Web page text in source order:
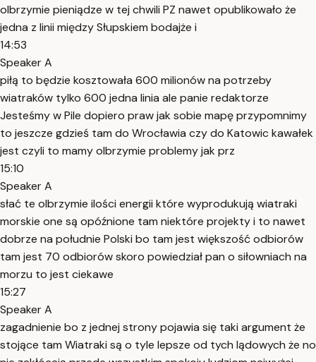
olbrzymie pieniądze w tej chwili PZ nawet opublikowało że
jedna z linii między Słupskiem bodajże i
14:53
Speaker A
piłą to będzie kosztowała 600 milionów na potrzeby
wiatraków tylko 600 jedna linia ale panie redaktorze
Jesteśmy w Pile dopiero praw jak sobie mapę przypomnimy
to jeszcze gdzieś tam do Wrocławia czy do Katowic kawałek
jest czyli to mamy olbrzymie problemy jak prz
15:10
Speaker A
słać te olbrzymie ilości energii które wyprodukują wiatraki
morskie one są opóźnione tam niektóre projekty i to nawet
dobrze na południe Polski bo tam jest większość odbiorów
tam jest 70 odbiorów skoro powiedział pan o siłowniach na
morzu to jest ciekawe
15:27
Speaker A
zagadnienie bo z jednej strony pojawia się taki argument że
stojące tam Wiatraki są o tyle lepsze od tych lądowych że no